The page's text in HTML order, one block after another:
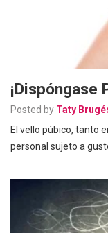
¡Dispóngase
Posted by Taty
El vello púbico, tanto
personal sujeto a